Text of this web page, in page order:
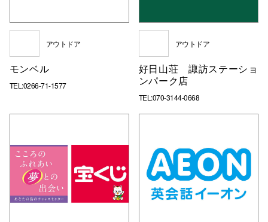
アウトドア
モンベル
TEL:0266-71-1577
アウトドア
好日山荘 諏訪ステーショ
ンパーク店
TEL:070-3144-0668